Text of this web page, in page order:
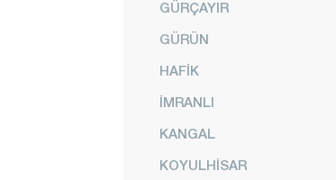
GÜRÇAYIR
GÜRÜN
HAFİK
İMRANLI
KANGAL
KOYULHİSAR